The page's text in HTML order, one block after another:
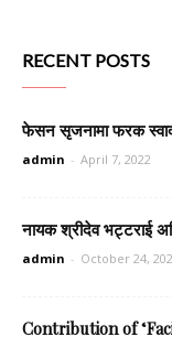
RECENT POSTS
फेसन सृजनामा फरक स्वाद,
admin - April 7, 2022
नायक श्रीदेव भट्टराई
admin - October 24,
Contribution of